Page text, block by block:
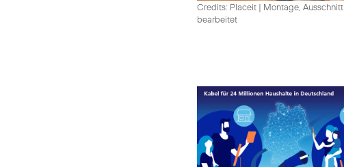
Credits: Placeit | Montage, Ausschnitt
bearbeitet